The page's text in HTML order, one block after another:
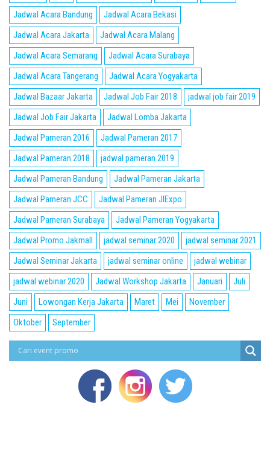
Jadwal Acara Bandung
Jadwal Acara Bekasi
Jadwal Acara Jakarta
Jadwal Acara Malang
Jadwal Acara Semarang
Jadwal Acara Surabaya
Jadwal Acara Tangerang
Jadwal Acara Yogyakarta
Jadwal Bazaar Jakarta
Jadwal Job Fair 2018
jadwal job fair 2019
Jadwal Job Fair Jakarta
Jadwal Lomba Jakarta
Jadwal Pameran 2016
Jadwal Pameran 2017
Jadwal Pameran 2018
jadwal pameran 2019
Jadwal Pameran Bandung
Jadwal Pameran Jakarta
Jadwal Pameran JCC
Jadwal Pameran JIExpo
Jadwal Pameran Surabaya
Jadwal Pameran Yogyakarta
Jadwal Promo Jakmall
jadwal seminar 2020
jadwal seminar 2021
Jadwal Seminar Jakarta
jadwal seminar online
jadwal webinar
jadwal webinar 2020
Jadwal Workshop Jakarta Januari
Juli
Juni
Lowongan Kerja Jakarta Maret Mei
November
Oktober
September